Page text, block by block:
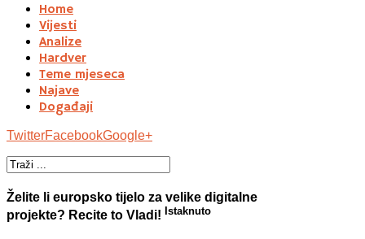
Home
Vijesti
Analize
Hardver
Teme mjeseca
Najave
Događaji
TwitterFacebookGoogle+
Želite li europsko tijelo za velike digitalne
projekte? Recite to Vladi! Istaknuto